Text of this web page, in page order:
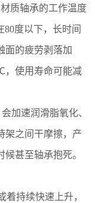
质轴承的工作温度
度以下，长时间
面的疲劳剥落加
，使用寿命可能减
加速润滑脂氧化、
架之间干摩擦，产
甚至轴承抱死。
着持续快速上升，